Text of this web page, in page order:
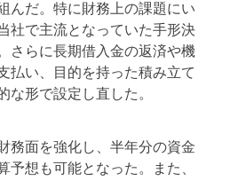
んだ。特に財務上の課題にい
社で主流となっていた手形決
さらに長期借入金の返済や機
払い、目的を持った積み立て
な形で設定し直した。
務面を強化し、半年分の資金
予想も可能となった。また、